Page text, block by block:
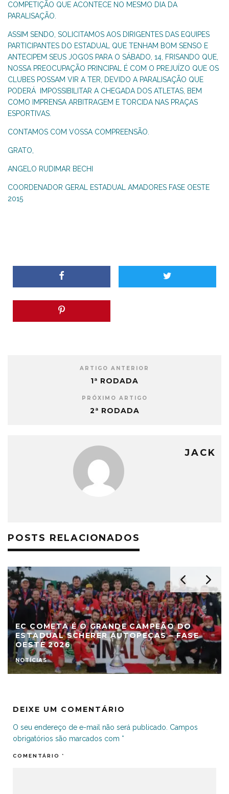
COMPETIÇÃO QUE ACONTECE NO MESMO DIA DA
PARALISAÇÃO.
ASSIM SENDO, SOLICITAMOS AOS DIRIGENTES DAS EQUIPES
PARTICIPANTES DO ESTADUAL QUE TENHAM BOM SENSO E
ANTECIPEM SEUS JOGOS PARA O SÁBADO, 14, FRISANDO QUE,
NOSSA PREOCUPAÇÃO PRINCIPAL É COM O PREJUÍZO QUE OS
CLUBES POSSAM VIR A TER, DEVIDO A PARALISAÇÃO QUE
PODERÁ IMPOSSIBILITAR A CHEGADA DOS ATLETAS, BEM
COMO IMPRENSA ARBITRAGEM E TORCIDA NAS PRAÇAS
ESPORTIVAS.
CONTAMOS COM VOSSA COMPREENSÃO.
GRATO,
ANGELO RUDIMAR BECHI
COORDENADOR GERAL ESTADUAL AMADORES FASE OESTE
2015
ARTIGO ANTERIOR
1ª RODADA
PRÓXIMO ARTIGO
2ª RODADA
JACK
POSTS RELACIONADOS
EC COMETA É O GRANDE CAMPEÃO DO
ESTADUAL SCHERER AUTOPEÇAS – FASE
OESTE 2026
NOTÍCIAS
DEIXE UM COMENTÁRIO
O seu endereço de e-mail não será publicado. Campos
obrigatórios são marcados com *
COMENTÁRIO *